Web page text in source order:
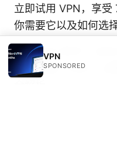
立即试用 VPN，享受
你需要它以及如何选
3hk esim 年卡：
区及全球！VPN、上
VPN
SPONSORED